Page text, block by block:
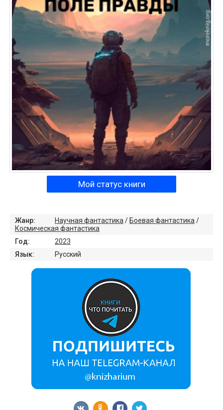
Мой статус книги
Жанр: Научная фантастика / Боевая фантастика /
Космическая фантастика
Год:
2023
Язык:
Русский